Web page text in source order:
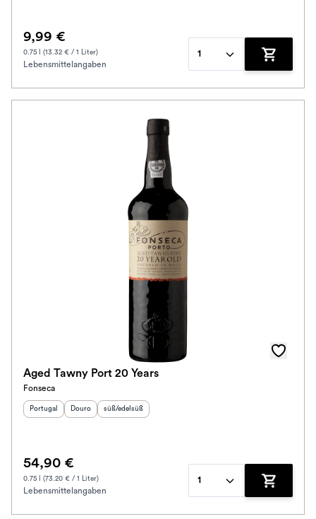
9,99 €
0.75 l (13.32 € / 1 Liter)
Lebensmittelangaben
1
Zum
Aged Tawny Port 20 Years
Fonseca
Herkunftsland:
Portugal Herkunftsregion:
Douro Geschmack:
süß/edelsüß
54,90 €
0.75 l (73.20 € / 1 Liter)
Lebensmittelangaben
1
Zum